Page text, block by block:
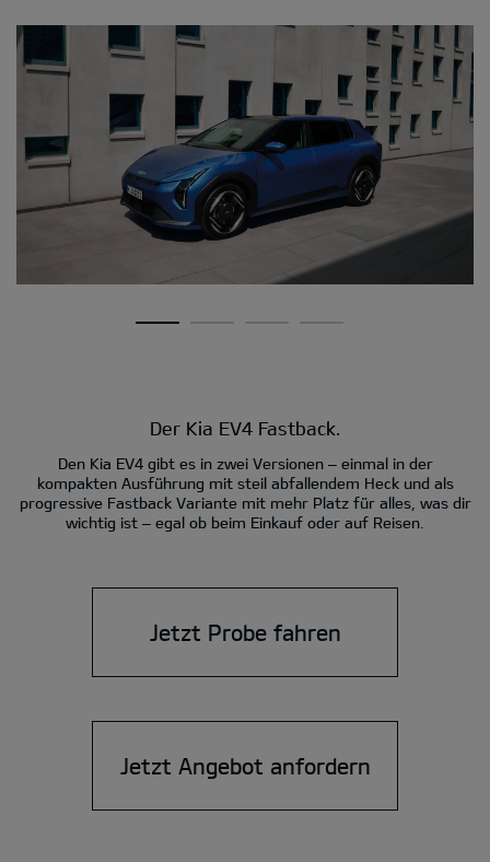
Der Kia EV4 Fastback.
Den Kia EV4 gibt es in zwei Versionen – einmal in der
kompakten Ausführung mit steil abfallendem Heck und als
progressive Fastback Variante mit mehr Platz für alles, was dir
wichtig ist – egal ob beim Einkauf oder auf Reisen.
Jetzt Probe fahren
Jetzt Angebot anfordern